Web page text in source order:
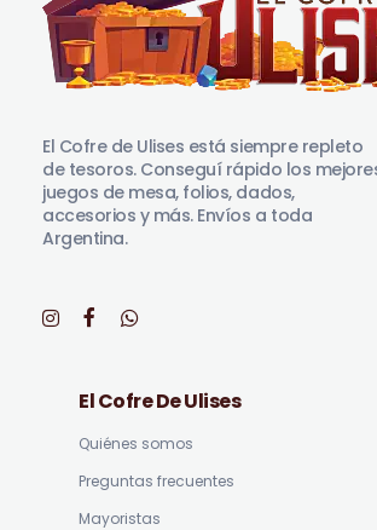
El Cofre de Ulises está siempre repleto
de tesoros. Conseguí rápido los
juegos de mesa, folios, dados,
accesorios y más. Envíos a toda
Argentina.
El Cofre De Ulises
Quiénes somos
Preguntas frecuentes
Mayoristas